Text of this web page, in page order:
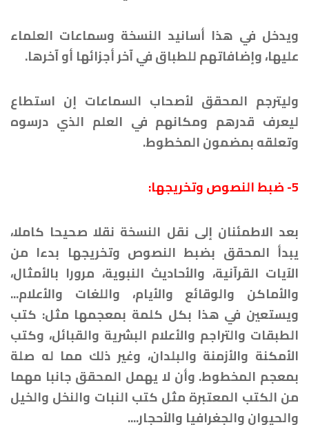
ويدخل في هذا أسانيد النسخة وسماعات العلماء
عليها، وإضافاتهم للطباق في آخر أجزائها أو آخرها.
وليترجم المحقق لأصحاب السماعات إن استطاع
ليعرف قدرهم ومكانهم في العلم الذي درسوه
وتعلقه بمضمون المخطوط.
5- ضبط النصوص وتخريجها:
بعد الاطمئنان إلى نقل النسخة نقلا صحيحا كاملا،
يبدأ المحقق بضبط النصوص وتخريجها بدءا من
الآيات القرآنية، والأحاديث النبوية، مرورا بالأمثال،
والأماكن والوقائع والأيام، واللغات والأعلام...
ويستعين في هذا بكل كلمة بمعجمها مثل: كتب
الطبقات والتراجم والأعلام البشرية والقبائل، وكتب
الأمكنة والأزمنة والبلدان، وغير ذلك مما له صلة
بمعجم المخطوط. وأن لا يهمل المحقق جانبا مهما
من الكتب المعتبرة مثل كتب النبات والنخل والخيل
والحيوان والجغرافيا والأحجار....